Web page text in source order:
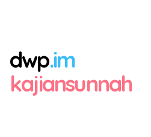
dwp.im
kajiansunnah